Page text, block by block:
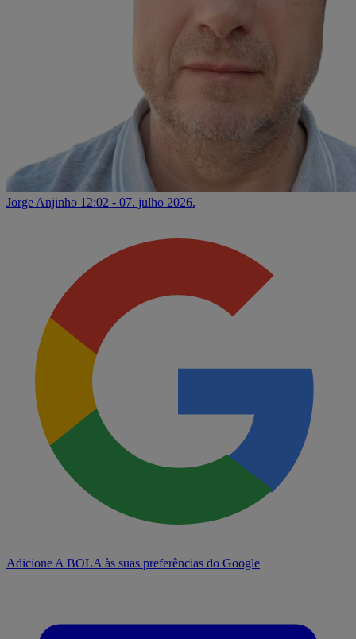
Jorge Anjinho 12:02 - 07. julho 2026.
Adicione A BOLA às suas preferências do Google